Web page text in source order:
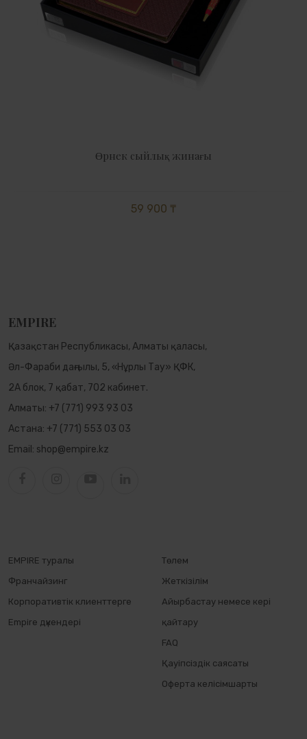
Өрнек сыйлық жинағы
59 900 ₸
EMPIRE
Қазақстан Республикасы, Алматы қаласы,
Әл-Фараби даңғылы, 5, «Нұрлы Тау» ҚФК,
2А блок, 7 қабат, 702 кабинет.
Алматы: +7 (771) 993 93 03
Астана: +7 (771) 553 03 03
Email: shop@empire.kz
EMPIRE туралы
Франчайзинг
Корпоративтік клиенттерге
Empire дүкендері
Төлем
Жеткізілім
Айырбастау немесе кері
қайтару
FAQ
Қауіпсіздік саясаты
Оферта келісімшарты